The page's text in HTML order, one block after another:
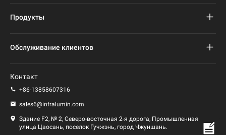
Продукты
Светодиодный фонарь
Обслуживание клиентов
политика конфиденциальности
Контакт
+86-13858607316
sales6@infralumin.com
Здание F2, № 2, Северо-восточная 2-я дорога, Промышленная
улица Цаосань, поселок Гучжэнь, город Чжуншань.